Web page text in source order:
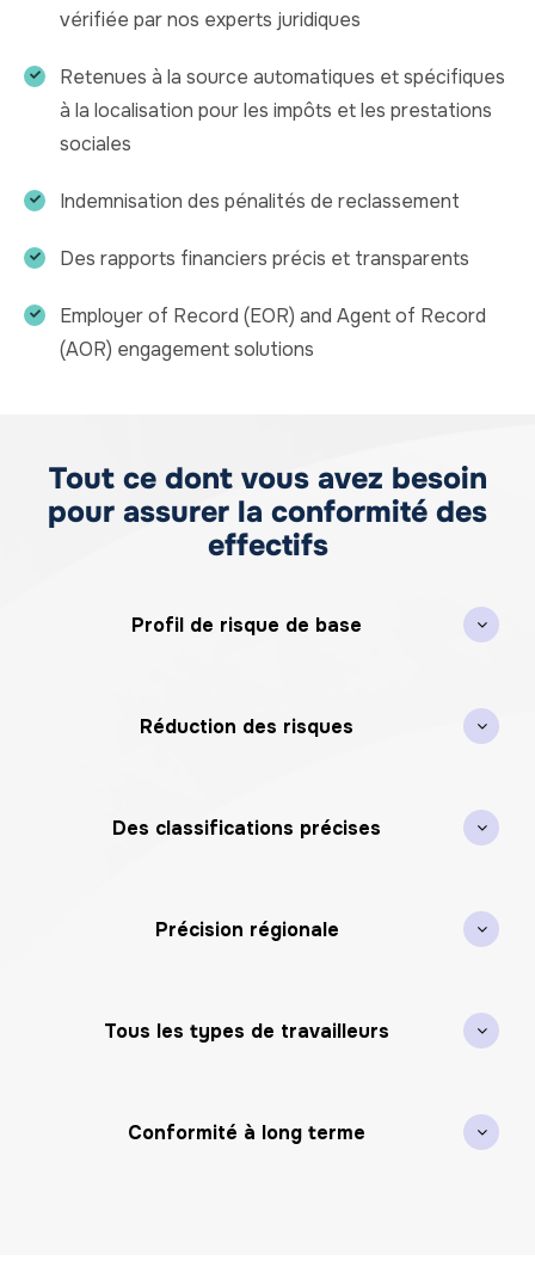
vérifiée par nos experts juridiques
Retenues à la source automatiques et spécifiques
à la localisation pour les impôts et les prestations
sociales
Indemnisation des pénalités de reclassement
Des rapports financiers précis et transparents
Employer of Record (EOR) and Agent of Record
(AOR) engagement solutions
Tout ce dont vous avez besoin
pour assurer la conformité des
effectifs
Profil de risque de base
Réduction des risques
Des classifications précises
Précision régionale
Tous les types de travailleurs
Conformité à long terme